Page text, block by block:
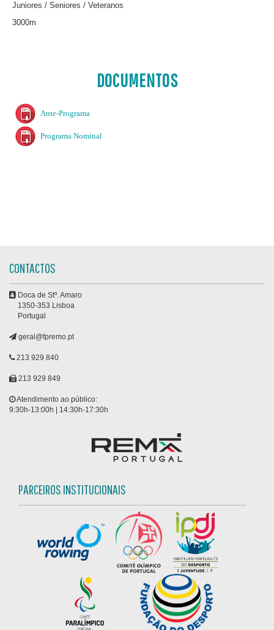
Juniores / Seniores / Veteranos
3000m
DOCUMENTOS
Ante-Programa
Programa Nominal
CONTACTOS
Doca de Stº. Amaro
1350-353 Lisboa
Portugal
geral@fpremo.pt
213 929 840
213 929 849
Atendimento ao público:
9:30h-13:00h | 14:30h-17:30h
PARCEIROS INSTITUCIONAIS